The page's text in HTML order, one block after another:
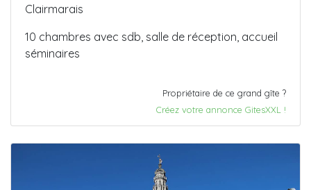
Clairmarais
10 chambres avec sdb, salle de réception, accueil
séminaires
Propriétaire de ce grand gîte ?
Créez votre annonce GitesXXL !